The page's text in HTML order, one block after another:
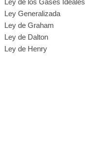
Ley Generalizada
Ley de Graham
Ley de Dalton
Ley de Henry